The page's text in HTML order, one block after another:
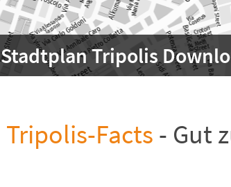
Stadtplan Tripolis
Tripolis-Facts - Gut